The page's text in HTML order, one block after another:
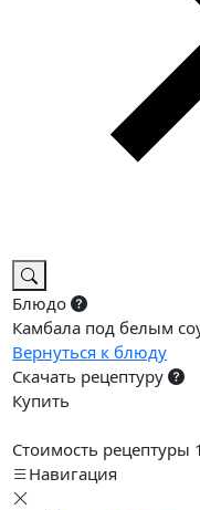
Блюдо
Камбала под белым
Вернуться к блюду
Скачать рецептуру
Купить
Стоимость рецептуры
Навигация